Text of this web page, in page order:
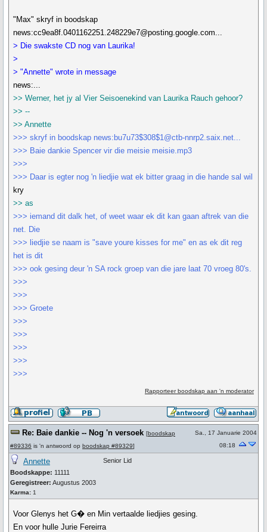
"Max" skryf in boodskap
news:cc9ea8f.0401162251.248229e7@posting.google.com...
> Die swakste CD nog van Laurika!
>
> "Annette" wrote in message
news:...
>> Werner, het jy al Vier Seisoenekind van Laurika Rauch gehoor?
>> --
>> Annette
>>> skryf in boodskap news:bu7u73$308$1@ctb-nnrp2.saix.net...
>>> Baie dankie Spencer vir die meisie meisie.mp3
>>>
>>> Daar is egter nog 'n liedjie wat ek bitter graag in die hande sal wil
kry
>> as
>>> iemand dit dalk het, of weet waar ek dit kan gaan aftrek van die
net. Die
>>> liedjie se naam is "save youre kisses for me" en as ek dit reg
het is dit
>>> ook gesing deur 'n SA rock groep van die jare laat 70 vroeg 80's.
>>>
>>>
>>> Groete
>>>
>>>
>>>
>>>
>>>
Rapporteer boodskap aan 'n moderator
Re: Baie dankie -- Nog 'n versoek [boodskap
#89336 is 'n antwoord op boodskap #89329]
Sa., 17 Januarie 2004
08:18
Annette
Boodskappe: 11111
Geregistreer: Augustus 2003
Karma: 1
Senior Lid
Voor Glenys het G� en Min vertaalde liedjies gesing.
En voor hulle Jurie Fereirra